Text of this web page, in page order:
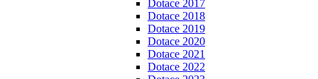
Dotace 2017
Dotace 2018
Dotace 2019
Dotace 2020
Dotace 2021
Dotace 2022